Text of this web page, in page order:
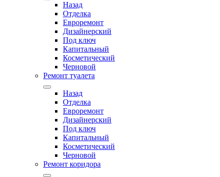
Назад
Отделка
Евроремонт
Дизайнерский
Под ключ
Капитальный
Косметический
Черновой
Ремонт туалета
Назад
Отделка
Евроремонт
Дизайнерский
Под ключ
Капитальный
Косметический
Черновой
Ремонт коридора